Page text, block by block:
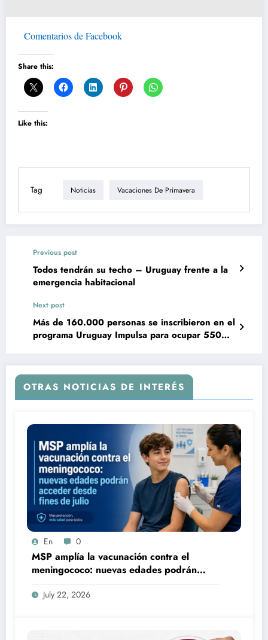
Comentarios de Facebook
Share this:
Like this:
Tag Noticias Vacaciones De Primavera
Previous post
Todos tendrán su techo – Uruguay frente a la
emergencia habitacional
Next post
Más de 160.000 personas se inscribieron en el
programa Uruguay Impulsa para ocupar 5500
OTRAS NOTICIAS DE INTERÉS
En 0
MSP amplía la vacunación contra el
meningococo: nuevas edades podrán
acceder desde fines de julio
July 22, 2026